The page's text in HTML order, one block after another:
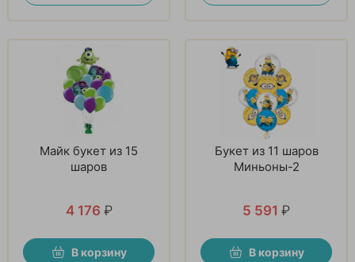
Майк букет из 15
шаров
4 176 ₽
В корзину
Букет из 11 шаров
Миньоны-2
5 591 ₽
В корзину